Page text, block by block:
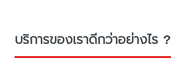
บริการของเราดีกว่าอย่างไร ?